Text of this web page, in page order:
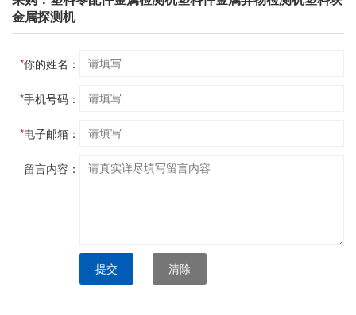
金属探测机
*你的姓名：
*手机号码：
*电子邮箱：
留言内容：
提交 清除